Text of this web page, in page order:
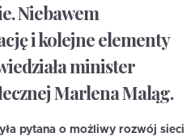
Niebawem
i kolejne elementy
minister
Marlena Maląg.
pytana o możliwy rozwój sieci